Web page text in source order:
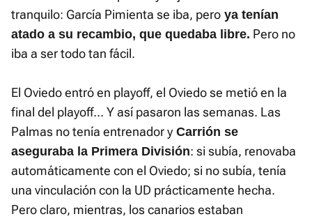
tranquilo: García Pimienta se iba, pero ya tenían
atado a su recambio, que quedaba libre. Pero no
iba a ser todo tan fácil.
El Oviedo entró en playoff, el Oviedo se metió en la
final del playoff... Y así pasaron las semanas. Las
Palmas no tenía entrenador y Carrión se
aseguraba la Primera División: si subía, renovaba
automáticamente con el Oviedo; si no subía, tenía
una vinculación con la UD prácticamente hecha.
Pero claro, mientras, los canarios estaban